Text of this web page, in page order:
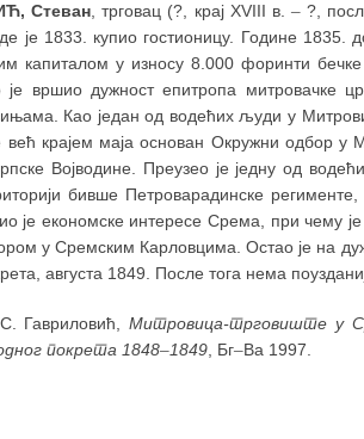
Стеван, трговац (?, крај XVIII в.– ?,
је 1833. купио гостионицу. Године
капиталом у износу 8.000 форинти
је вршио дужност епитропа
Као један од водећих људи у
већ крајем маја основан Окружни одбор у
Војводине. Преузео је једну од
бивше Петроварадинске
је економске интересе Срема, при чему
у Сремским Карловцима. Остао је на
августа 1849. После тога нема
С. Гавриловић,Митровица-трговиште у
покрета 1848–1849 , Бг–Ва 1997.